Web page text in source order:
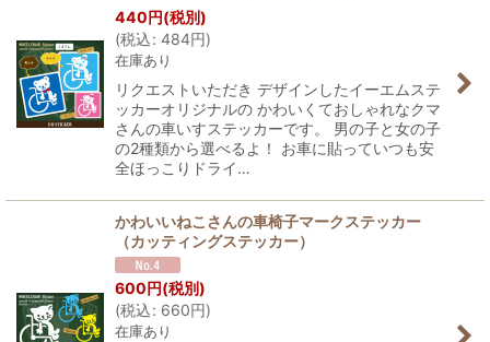
440円(税別)
(税込: 484円)
在庫あり
リクエストいただき デザインしたイーエムステ
ッカーオリジナルの かわいくておしゃれなクマ
さんの車いすステッカーです。 男の子と女の子
の2種類から選べるよ！ お車に貼っていつも安
全ほっこりドライ…
かわいいねこさんの車椅子マークステッカー
（カッティングステッカー）
600円(税別)
(税込: 660円)
在庫あり